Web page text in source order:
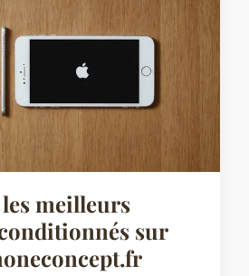
meilleurs
sur